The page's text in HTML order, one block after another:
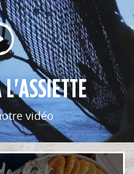
L'ASSIETTE
vidéo